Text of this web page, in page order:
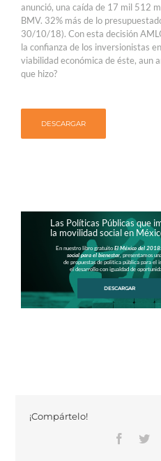
anunció, una caída de 17 mil 512
BMV. 32% más de lo
30/10/18). Con esta decisión
la confianza de los inversionistas
viabilidad económica de éste, aun
que hizo?
DESCARGAR
Las Políticas Públicas que
la movilidad social en
En nuestro libro gratuito El México del
social para el bienestar, presentamos
de propuestas de política pública para el
el desarrollo con igualdad de
DESCARGAR
¡Compártelo!